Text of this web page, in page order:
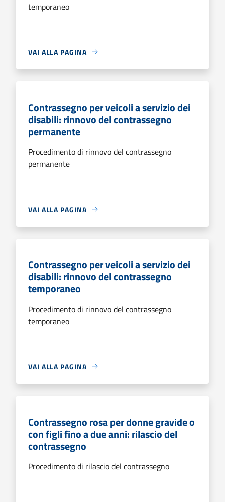
temporaneo
VAI ALLA PAGINA
Contrassegno per veicoli a servizio dei
disabili: rinnovo del contrassegno
permanente
Procedimento di rinnovo del contrassegno
permanente
VAI ALLA PAGINA
Contrassegno per veicoli a servizio dei
disabili: rinnovo del contrassegno
temporaneo
Procedimento di rinnovo del contrassegno
temporaneo
VAI ALLA PAGINA
Contrassegno rosa per donne gravide o
con figli fino a due anni: rilascio del
contrassegno
Procedimento di rilascio del contrassegno